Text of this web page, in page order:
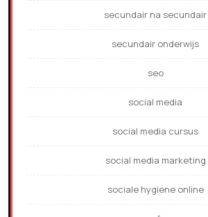
secundair na secundair
secundair onderwijs
seo
social media
social media cursus
social media marketing
sociale hygiene online